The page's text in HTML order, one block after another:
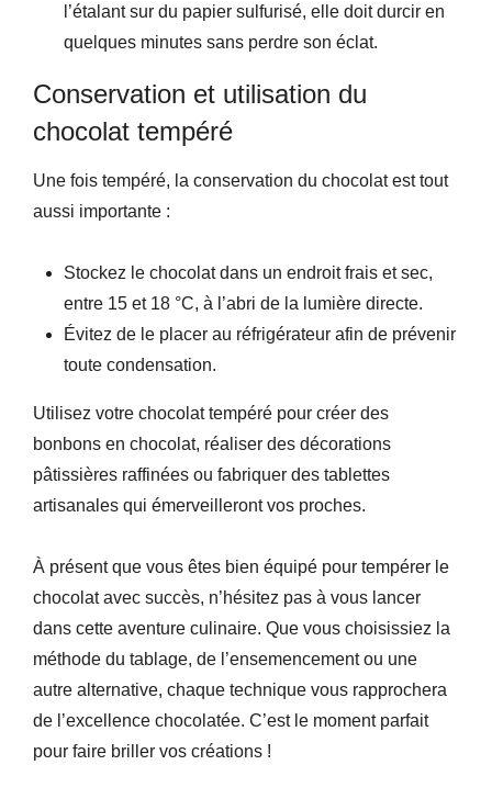
l’étalant sur du papier sulfurisé, elle doit durcir en
quelques minutes sans perdre son éclat.
Conservation et utilisation du
chocolat tempéré
Une fois tempéré, la conservation du chocolat est tout
aussi importante :
Stockez le chocolat dans un endroit frais et sec,
entre 15 et 18 °C, à l’abri de la lumière directe.
Évitez de le placer au réfrigérateur afin de prévenir
toute condensation.
Utilisez votre chocolat tempéré pour créer des
bonbons en chocolat, réaliser des décorations
pâtissières raffinées ou fabriquer des tablettes
artisanales qui émerveilleront vos proches.
À présent que vous êtes bien équipé pour tempérer le
chocolat avec succès, n’hésitez pas à vous lancer
dans cette aventure culinaire. Que vous choisissiez la
méthode du tablage, de l’ensemencement ou une
autre alternative, chaque technique vous rapprochera
de l’excellence chocolatée. C’est le moment parfait
pour faire briller vos créations !